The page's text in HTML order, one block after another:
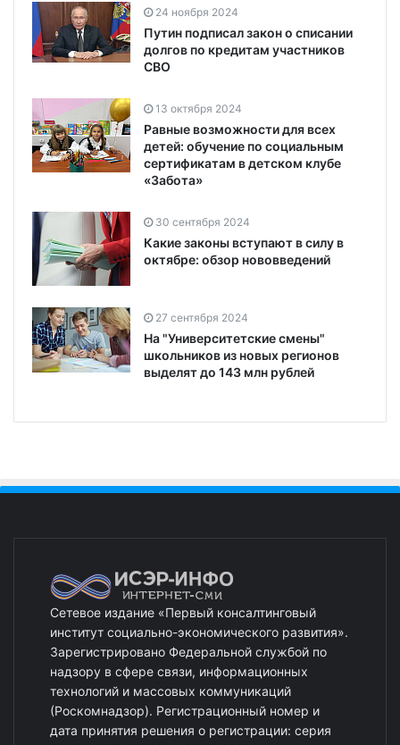
24 ноября 2024
Путин подписал закон о списании
долгов по кредитам участников
СВО
13 октября 2024
Равные возможности для всех
детей: обучение по социальным
сертификатам в детском клубе
«Забота»
30 сентября 2024
Какие законы вступают в силу в
октябре: обзор нововведений
27 сентября 2024
На "Университетские смены"
школьников из новых регионов
выделят до 143 млн рублей
Сетевое издание «Первый консалтинговый
институт социально-экономического развития».
Зарегистрировано Федеральной службой по
надзору в сфере связи, информационных
технологий и массовых коммуникаций
(Роскомнадзор). Регистрационный номер и
дата принятия решения о регистрации: серия